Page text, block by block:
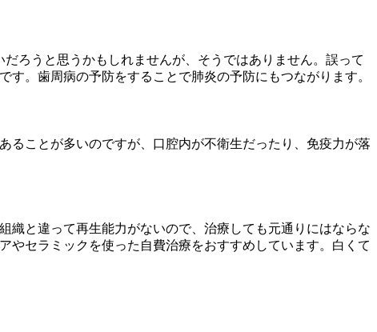
ろうと思うかもしれませんが、そうではありません。誤って
。歯周病の予防をすることで肺炎の予防にもつながります。
ことが多いのですが、口腔内が不衛生だったり、免疫力が落
と違って再生能力がないので、治療しても元通りにはならな
やセラミックを使った自費治療をおすすめしています。白くて